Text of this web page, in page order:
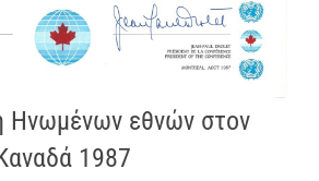
Ηνωμένων εθνών στον
1987